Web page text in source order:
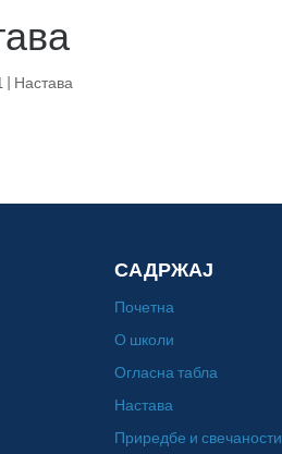
| Настава
САДРЖАЈ
Почетна
О школи
Огласна табла
Настава
Приредбе и свечаности